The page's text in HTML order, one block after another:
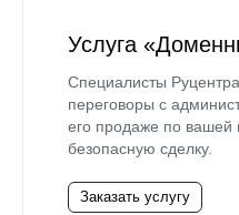
Услуга
Специалисты
переговоры с
его продаже по вашей
безопасную сделку.
Заказать услугу